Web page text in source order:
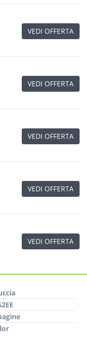
VEDI OFFERTA
VEDI OFFERTA
VEDI OFFERTA
VEDI OFFERTA
VEDI OFFERTA